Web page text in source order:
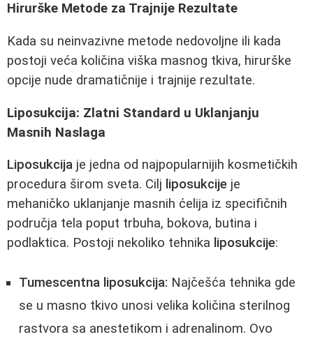
Hirurške Metode za Trajnije Rezultate
Kada su neinvazivne metode nedovoljne ili kada
postoji veća količina viška masnog tkiva, hirurške
opcije nude dramatičnije i trajnije rezultate.
Liposukcija: Zlatni Standard u Uklanjanju
Masnih Naslaga
Liposukcija je jedna od najpopularnijih kosmetičkih
procedura širom sveta. Cilj liposukcije je
mehaničko uklanjanje masnih ćelija iz specifičnih
područja tela poput trbuha, bokova, butina i
podlaktica. Postoji nekoliko tehnika liposukcije:
Tumescentna liposukcija: Najčešća tehnika gde
se u masno tkivo unosi velika količina sterilnog
rastvora sa anestetikom i adrenalinom. Ovo